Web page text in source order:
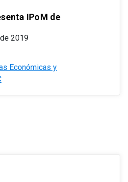
IPoM de
2019
Económicas y